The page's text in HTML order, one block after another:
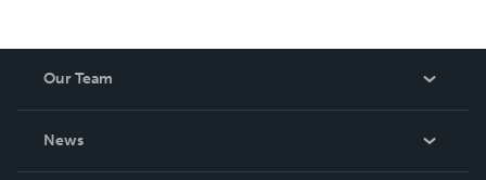
Our Team
News